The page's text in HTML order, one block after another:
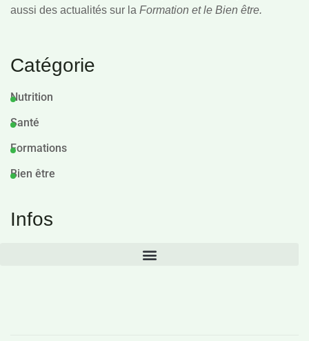
aussi des actualités sur la Formation et le Bien être.
Catégorie
Nutrition
Santé
Formations
Bien être
Infos